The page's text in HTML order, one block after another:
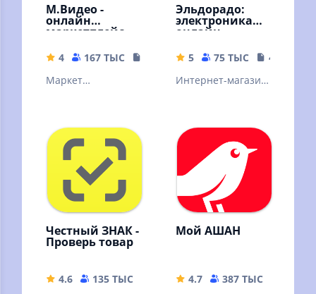
М.Видео -
онлайн
маркетплейс
4 167 ТЫС
89.01 MB
Маркет
Выгодные покупки
онлайн с
доставкой на дом
Эльдорадо:
электроника
онлайн
5 75 ТЫС
44.14 MB
Интернет-магазин:
Совершай
выгодные покупки
с доставкой!
Честный ЗНАК -
Проверь товар
4.6 135 ТЫС
179.79 MB
Мой АШАН
4.7 387 ТЫС